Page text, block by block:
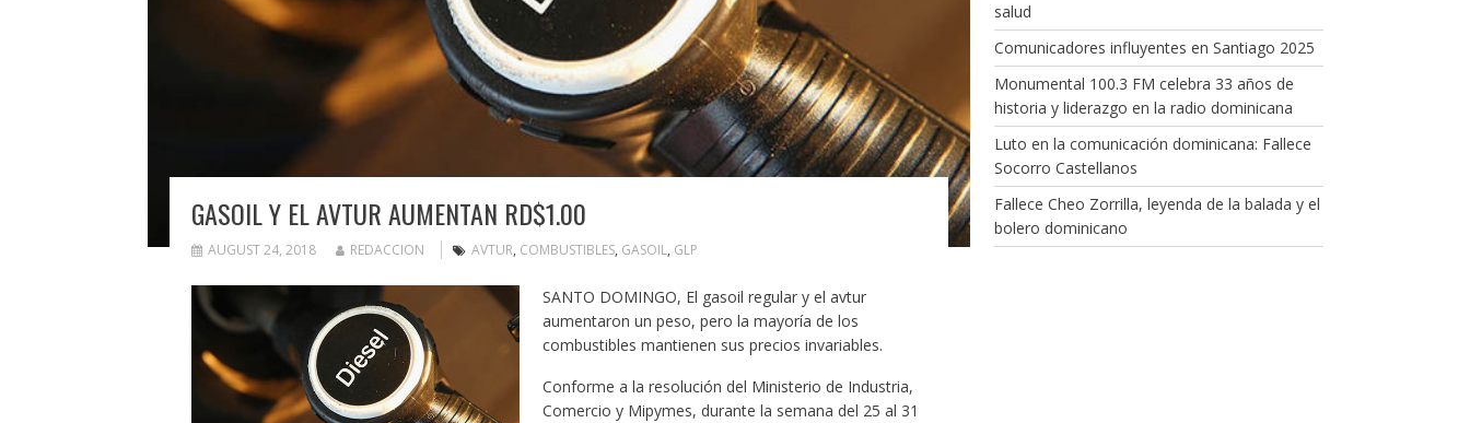
GASOIL Y EL AVTUR AUMENTAN RD$1.00
AUGUST 24, 2018 REDACCION AVTUR, COMBUSTIBLES, GASOIL, GLP
SANTO DOMINGO, El gasoil regular y el avtur
aumentaron un peso, pero la mayoría de los
combustibles mantienen sus precios invariables.
Conforme a la resolución del Ministerio de Industria,
Comercio y Mipymes, durante la semana del 25 al 31
salud
Comunicadores influyentes en Santiago 2025
Monumental 100.3 FM celebra 33 años de
historia y liderazgo en la radio dominicana
Luto en la comunicación dominicana: Fallece
Socorro Castellanos
Fallece Cheo Zorrilla, leyenda de la balada y el
bolero dominicano